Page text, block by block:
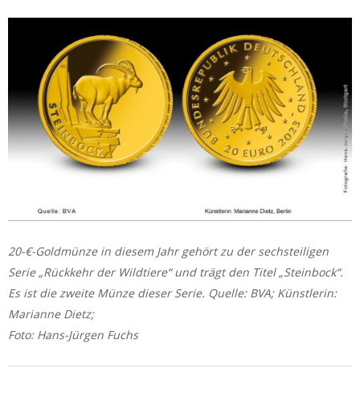
20-€-Goldmünze in diesem Jahr gehört zu der sechsteiligen
Serie „Rückkehr der Wildtiere“ und trägt den Titel „Steinbock“.
Es ist die zweite Münze dieser Serie. Quelle: BVA; Künstlerin:
Marianne Dietz;
Foto: Hans-Jürgen Fuchs